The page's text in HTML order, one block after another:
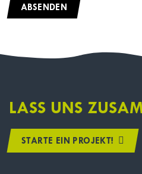
ABSENDEN
LASS UNS
STARTE EIN PROJEKT!